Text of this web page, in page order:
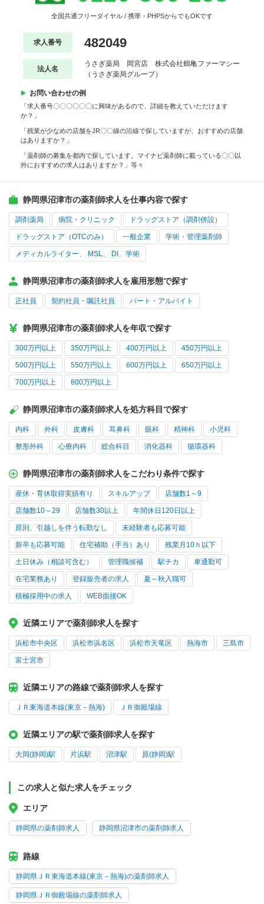
全国共通フリーダイヤル / 携帯・PHPSからでもOKです
求人番号 482049
法人名
うさぎ薬局 岡宮店 株式会社鶴亀ファーマシー
（うさぎ薬局グループ）
お問い合わせの例
「求人番号〇〇〇〇〇〇に興味があるので、詳細を教えていただけます
か？」
「残業が少なめの店舗をJR〇〇線の沿線で探していますが、おすすめの店舗
はありますか？」
「薬剤師の募集を都内で探しています。マイナビ薬剤師に載っている〇〇以
外におすすめの求人はありますか？」等々
静岡県沼津市の薬剤師求人を仕事内容で探す
調剤薬局 病院・クリニック ドラッグストア（調剤併設）
ドラッグストア（OTCのみ） 一般企業 学術・管理薬剤師
メディカルライター、 MSL、 DI、学術
静岡県沼津市の薬剤師求人を雇用形態で探す
正社員 契約社員・嘱託社員 パート・アルバイト
静岡県沼津市の薬剤師求人を年収で探す
300万円以上 350万円以上 400万円以上 450万円以上
500万円以上 550万円以上 600万円以上 650万円以上
700万円以上 800万円以上
静岡県沼津市の薬剤師求人を処方科目で探す
内科 外科 皮膚科 耳鼻科 眼科 精神科 小児科
整形外科 心療内科 総合科目 消化器科 循環器科
静岡県沼津市の薬剤師求人をこだわり条件で探す
産休・育休取得実績有り スキルアップ 店舗数1～9
店舗数10～29 店舗数30以上 年間休日120日以上
原則、引越しを伴う転勤なし 未経験者も応募可能
新卒も応募可能 住宅補助（手当）あり 残業月10ｈ以下
土日休み（相談可含む） 管理職候補 駅チカ 車通勤可
在宅業務あり 登録販売者の求人 夏～秋入職可
積極採用中の求人 WEB面接OK
近隣エリアで薬剤師求人を探す
浜松市中央区 浜松市浜名区 浜松市天竜区 熱海市 三島市
富士宮市
近隣エリアの路線で薬剤師求人を探す
ＪＲ東海道本線(東京－熱海) ＪＲ御殿場線
近隣エリアの駅で薬剤師求人を探す
大岡(静岡)駅 片浜駅 沼津駅 原(静岡)駅
この求人と似た求人をチェック
エリア
静岡県の薬剤師求人 静岡県沼津市の薬剤師求人
路線
静岡県ＪＲ東海道本線(東京－熱海)の薬剤師求人
静岡県ＪＲ御殿場線の薬剤師求人